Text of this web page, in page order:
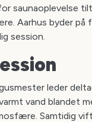
saunaoplevelse
Aarhus byder på
session.
leder
vand blandet
Samtidig